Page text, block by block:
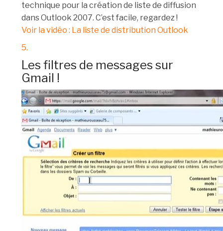
technique pour la création de liste de diffusion
dans Outlook 2007. C’est facile, regardez !
Voir la vidéo : La liste de distribution Outlook
5.
Les filtres de messages sur
Gmail !